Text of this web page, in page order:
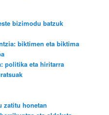
bizimodu batzuk
biktimen eta biktima
politika eta hiritarra
zatitu honetan